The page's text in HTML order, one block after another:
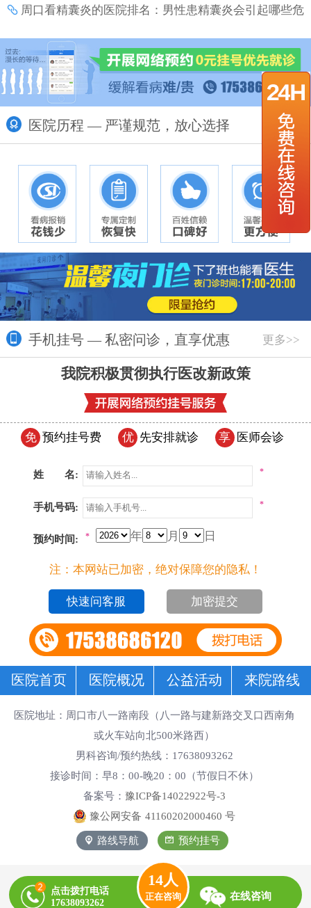
害？
周口看精囊炎的医院排名：男性患精囊炎会引起哪些危
医院历程 — 严谨规范，放心选择 更多>>
手机挂号 — 私密问诊，直享优惠 更多>>
我院积极贯彻执行医改新政策
免 预约挂号费 优 先安排就诊 享 医师会诊
姓 名: *
手机号码: *
预约时间: 年 月 日
*
注：本网站已加密，绝对保障您的隐私！
加密提交
医院首页 医院概况 公益活动 来院路线
医院地址：周口市八一路南段（八一路与建新路交叉口西南角
或火车站向北500米路西）
男科咨询/预约热线：17638093262
接诊时间：早8：00-晚20：00（节假日不休）
备案号： 豫ICP备14022922号-3
豫公网安备 41160202000460 号
路线导航 预约挂号
点击拨打电话
17638093262
在线咨询
14人
正在咨询